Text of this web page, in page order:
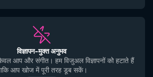
विज्ञापन-मुक्त अनुभव
आप और संगीत। हम विजुअल विज्ञापनों को हटाते हैं
आप खोज में पूरी तरह डूब सकें।